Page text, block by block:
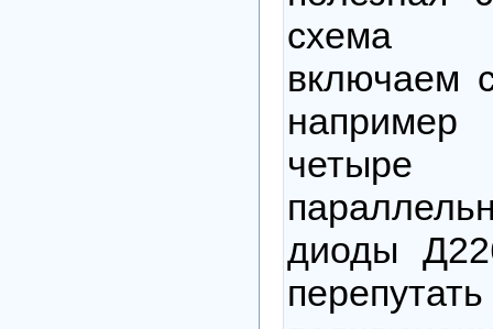
схема
включаем
диоды